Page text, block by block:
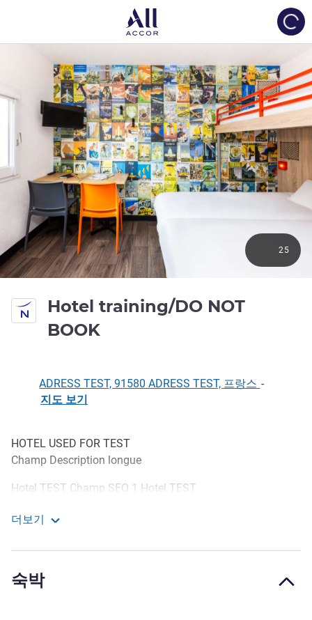
Hotel training/DO NOT
BOOK
25
ADRESS TEST, 91580 ADRESS TEST, 프랑스 -
지도 보기
호텔설명
HOTEL USED FOR TEST
Champ Description longue
Hotel TEST Champ SEO 1 Hotel TEST
accueillir. Que vous soyez ici pour explorer la région ou
pour vous reposer, nous sommes à votre disposition pour
rendre votre séjour aussi agréable que possible. »
더보기
숙박